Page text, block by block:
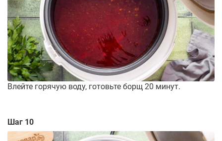
Влейте горячую воду, готовьте борщ 20 минут.
Шаг 10